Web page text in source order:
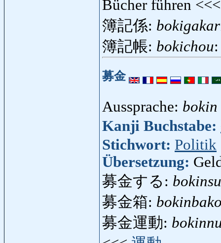
Bücher führen
簿記係:
簿記帳: bokichou
募金
Aussprache: bokin
Kanji Buchstabe:
Stichwort: Politik
Übersetzung:
募金する:
募金箱:
募金運動: